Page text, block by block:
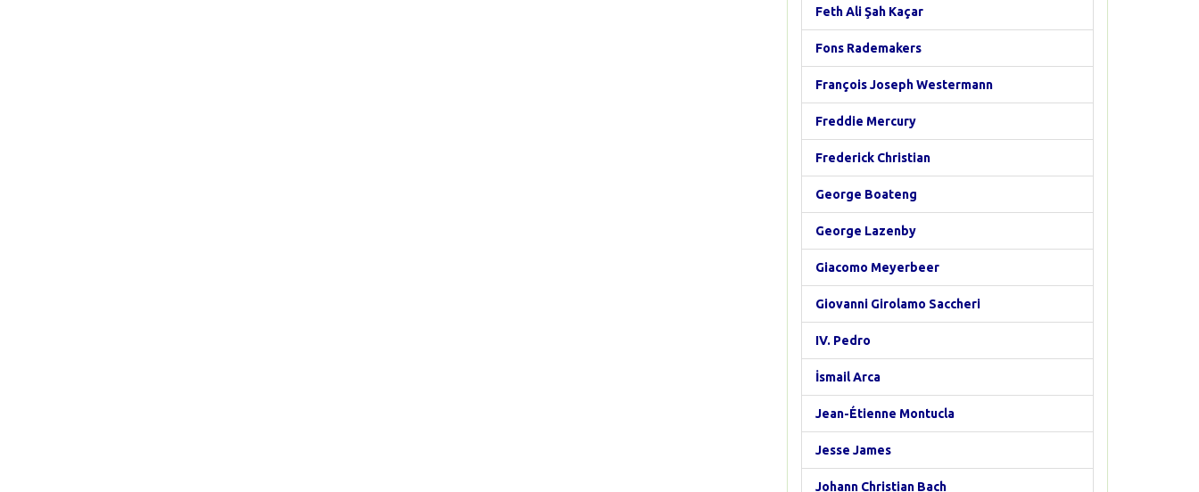
Feth Ali Şah Kaçar
Fons Rademakers
François Joseph Westermann
Freddie Mercury
Frederick Christian
George Boateng
George Lazenby
Giacomo Meyerbeer
Giovanni Girolamo Saccheri
IV. Pedro
İsmail Arca
Jean-Étienne Montucla
Jesse James
Johann Christian Bach